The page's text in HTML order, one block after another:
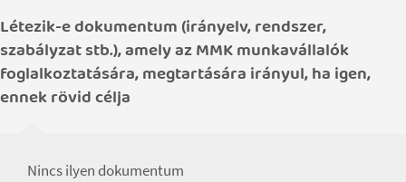
Létezik-e dokumentum (irányelv, rendszer,
szabályzat stb.), amely az MMK munkavállalók
foglalkoztatására, megtartására irányul, ha igen,
ennek rövid célja
Nincs ilyen dokumentum